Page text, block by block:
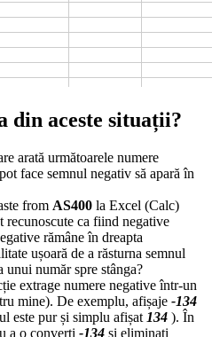
din aceste situații?
arată următoarele numere
face semnul negativ să apară în
from AS400 la Excel (Calc)
recunoscute ca fiind negative
rămâne în dreapta
ușoară de a răsturna semnul
unui număr spre stânga?
extrage numere negative într-un
mine). De exemplu, afișaje -134
este pur și simplu afișat 134 ). În
a o converti -134 și eliminați